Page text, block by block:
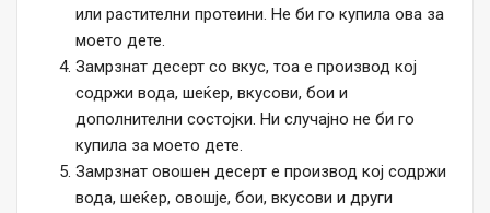
или растителни протеини. Не би го купила ова за
моето дете.
Замрзнат десерт со вкус, тоа е производ кој
содржи вода, шеќер, вкусови, бои и
дополнителни состојки. Ни случајно не би го
купила за моето дете.
Замрзнат овошен десерт е производ кој содржи
вода, шеќер, овошје, бои, вкусови и други